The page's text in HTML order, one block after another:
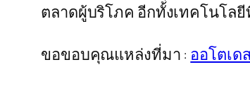
ตลาดผู้บริโภค อีกทั้งเทคโนโล
ขอขอบคุณแหล่งที่มา : ออโตเ